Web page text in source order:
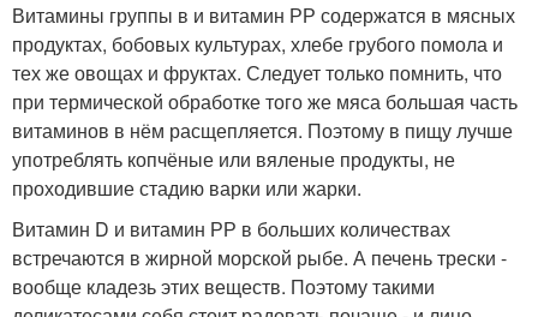
Витамины группы в и витамин РР содержатся в мясных
продуктах, бобовых культурах, хлебе грубого помола и
тех же овощах и фруктах. Следует только помнить, что
при термической обработке того же мяса большая часть
витаминов в нём расщепляется. Поэтому в пищу лучше
употреблять копчёные или вяленые продукты, не
проходившие стадию варки или жарки.
Витамин D и витамин РР в больших количествах
встречаются в жирной морской рыбе. А печень трески -
вообще кладезь этих веществ. Поэтому такими